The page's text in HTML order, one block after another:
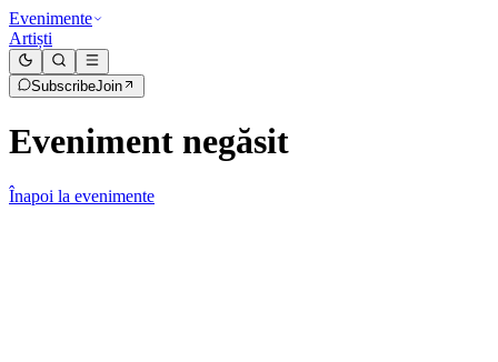
Evenimente
Artiști
SubscribeJoin
Eveniment negăsit
Înapoi la evenimente